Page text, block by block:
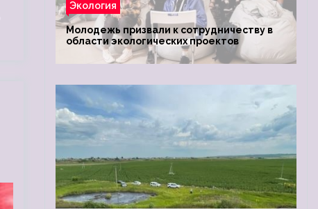
Экология
Молодежь призвали к сотрудничеству в
области экологических проектов